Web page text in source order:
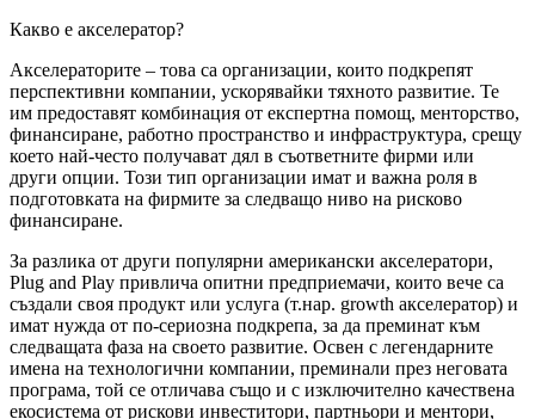
Какво е акселератор?
Акселераторите – това са организации, които подкрепят
перспективни компании, ускорявайки тяхното развитие. Те
им предоставят комбинация от експертна помощ, менторство,
финансиране, работно пространство и инфраструктура, срещу
което най-често получават дял в съответните фирми или
други опции. Този тип организации имат и важна роля в
подготовката на фирмите за следващо ниво на рисково
финансиране.
За разлика от други популярни американски акселератори,
Plug and Play привлича опитни предприемачи, които вече са
създали своя продукт или услуга (т.нар. growth акселератор) и
имат нужда от по-сериозна подкрепа, за да преминат към
следващата фаза на своето развитие. Освен с легендарните
имена на технологични компании, преминали през неговата
програма, той се отличава също и с изключително качествена
екосистема от рискови инвеститори, партньори и ментори,